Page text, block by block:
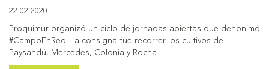
22-02-2020
Proquimur organizó un ciclo de jornadas abiertas que denonimó
#CampoEnRed. La consigna fue recorrer los cultivos de
Paysandú, Mercedes, Colonia y Rocha…